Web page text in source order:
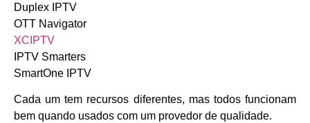
Duplex IPTV
OTT Navigator
XCIPTV
IPTV Smarters
SmartOne IPTV
Cada um tem recursos diferentes, mas todos funcionam
bem quando usados com um provedor de qualidade.